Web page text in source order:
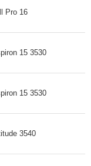
Pro 16
15 3530
15 3530
3540